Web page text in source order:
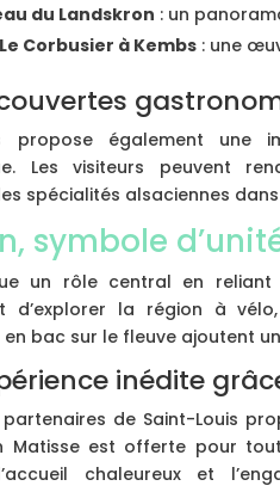
du Landskron : un
Le Corbusier à Kembs : une
propose également
Les visiteurs peuvent
spécialités alsaciennes
symbole
un rôle central en
d’explorer la région à
bac sur le fleuve ajoutent
inédite
de Saint-Louis
Matisse est offerte pour
chaleureux et